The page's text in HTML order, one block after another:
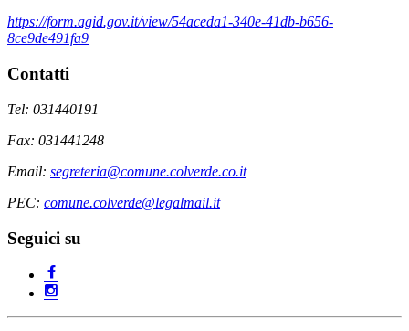
https://form.agid.gov.it/view/54aceda1-340e-41db-b656-
8ce9de491fa9
Contatti
Tel: 031440191
Fax: 031441248
Email: segreteria@comune.colverde.co.it
PEC: comune.colverde@legalmail.it
Seguici su